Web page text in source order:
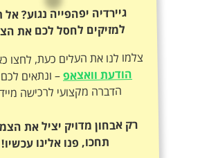
גיירדיה יפהפייה נגוע? אל
למזיקים לחסל לכם את
צלמו לנו את העלים כעת, לחצו
הודעת וואצאפ– ונתאים
הדברה מקצועי לרכישה
רק אבחון מדויק יציל את
תחכו, פנו אלינו עכשיו!